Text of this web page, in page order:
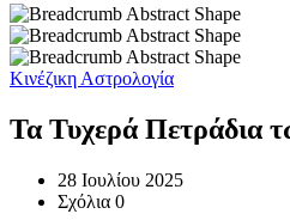
Κινέζικη Αστρολογία
Τα Τυχερά Πετράδια
28 Ιουλίου 2025
Σχόλια 0